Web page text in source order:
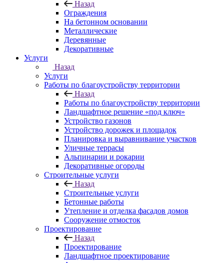
Назад
Ограждения
На бетонном основании
Металлические
Деревянные
Декоративные
Услуги
Назад
Услуги
Работы по благоустройству территории
Назад
Работы по благоустройству территории
Ландшафтное решение «под ключ»
Устройство газонов
Устройство дорожек и площадок
Планировка и выравнивание участков
Уличные террасы
Альпинарии и рокарии
Декоративные огороды
Строительные услуги
Назад
Строительные услуги
Бетонные работы
Утепление и отделка фасадов домов
Сооружение отмосток
Проектирование
Назад
Проектирование
Ландшафтное проектирование